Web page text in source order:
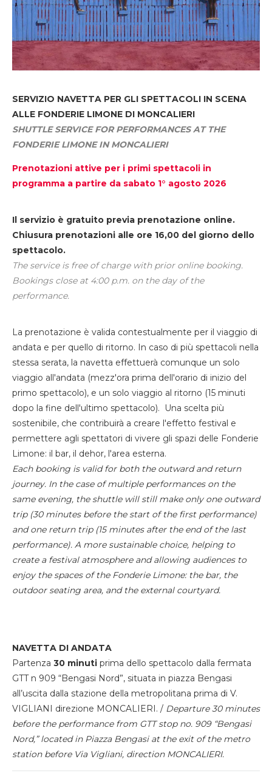
SERVIZIO NAVETTA PER GLI SPETTACOLI IN SCENA
ALLE FONDERIE LIMONE DI MONCALIERI
SHUTTLE SERVICE FOR PERFORMANCES AT THE
FONDERIE LIMONE IN MONCALIERI
Prenotazioni attive per i primi spettacoli in
programma a partire da sabato 1° agosto 2026
Il servizio è gratuito previa prenotazione online.
Chiusura prenotazioni alle ore 16,00 del giorno dello
spettacolo.
The service is free of charge with prior online booking.
Bookings close at 4:00 p.m. on the day of the
performance.
La prenotazione è valida contestualmente per il viaggio di
andata e per quello di ritorno. In caso di più spettacoli nella
stessa serata, la navetta effettuerà comunque un solo
viaggio all'andata (mezz'ora prima dell'orario di inizio del
primo spettacolo), e un solo viaggio al ritorno (15 minuti
dopo la fine dell'ultimo spettacolo). Una scelta più
sostenibile, che contribuirà a creare l'effetto festival e
permettere agli spettatori di vivere gli spazi delle Fonderie
Limone: il bar, il dehor, l'area esterna.
Each booking is valid for both the outward and return
journey. In the case of multiple performances on the
same evening, the shuttle will still make only one outward
trip (30 minutes before the start of the first performance)
and one return trip (15 minutes after the end of the last
performance). A more sustainable choice, helping to
create a festival atmosphere and allowing audiences to
enjoy the spaces of the Fonderie Limone: the bar, the
outdoor seating area, and the external courtyard.
NAVETTA DI ANDATA
Partenza 30 minuti prima dello spettacolo dalla fermata
GTT n 909 “Bengasi Nord”, situata in piazza Bengasi
all’uscita dalla stazione della metropolitana prima di V.
VIGLIANI direzione MONCALIERI. / Departure 30 minutes
before the performance from GTT stop no. 909 “Bengasi
Nord,” located in Piazza Bengasi at the exit of the metro
station before Via Vigliani, direction MONCALIERI.